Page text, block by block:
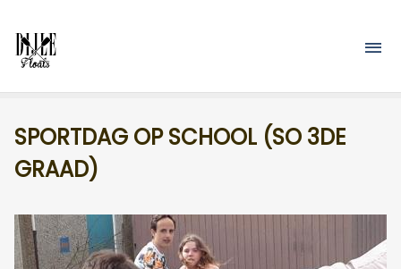
SPORTDAG OP SCHOOL (SO 3DE
GRAAD)